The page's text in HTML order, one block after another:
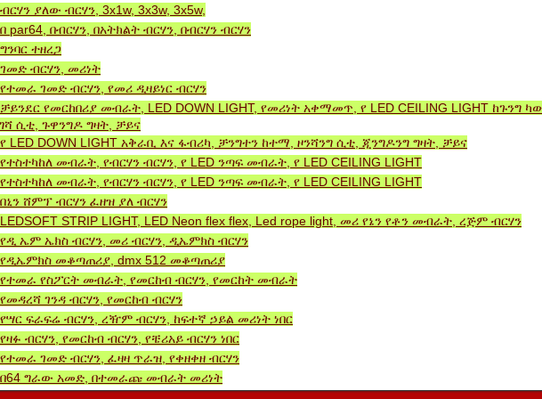
ብርሃን ያለው ብርሃን, 3x1w, 3x3w, 3x5w,
በ par64, በብርሃን, በአትክልት ብርሃን, በብርሃን ብርሃን
ግንባር ​​ተዘረጋ
ገመድ ብርሃን, መሪነት
የተመራ ገመድ ብርሃን, የመሪ ዲዛይነር ብርሃን
ቻይንደር የመርከበሪያ መብራት, LED DOWN LIGHT, የመሪነት አቀማመጥ, የ LED CEILING LIGHT ከጉንግ
ሲቲ, ጉዋንግዶ ግዛት, ቻይና
የ LED DOWN LIGHT አቅራቢ እና ፋብሪካ, ቻንግተን ከተማ, ዞንሻንግ ሲቲ, ጂንግዶንግ ግዛት, ቻይና
የተስተካከለ መብራት, የብርሃን ብርሃን, የ LED ንጣፍ መብራት, የ LED CEILING LIGHT
የተስተካከለ መብራት, የብርሃን ብርሃን, የ LED ንጣፍ መብራት, የ LED CEILING LIGHT
በኒን ሸምፕ ብርሃን ፈዘዝ ያለ ብርሃን
LEDSOFT STRIP LIGHT, LED Neon flex flex, Led rope light, መሪ የኔን የቶን መብራት, ረጅም ብርሃን
የዲ ኤም ኤክስ ብርሃን, መሪ ብርሃን, ዲኤምክስ ብርሃን
የዲኤምክስ መቆጣጠሪያ, dmx 512 መቆጣጠሪያ
የተመራ የስፖርት መብራት, የመርከብ ብርሃን, የመርከት መብራት
የመዳረሻ ገንዳ ብርሃን, የመርከብ ብርሃን
የሣር ፍራፍሬ ብርሃን, ረዥም ብርሃን, ከፍተኛ ኃይል መሪነት ነበር
የዛፉ ብርሃን, የመርከብ ብርሃን, የቼሪአይ ብርሃን ነበር
የተመራ ገመድ ብርሃን, ፈዛዛ ጥራዝ, የቀዘቀዘ ብርሃን
በ64 ግራው አመድ, በተመራጩ መብራት መሪነት